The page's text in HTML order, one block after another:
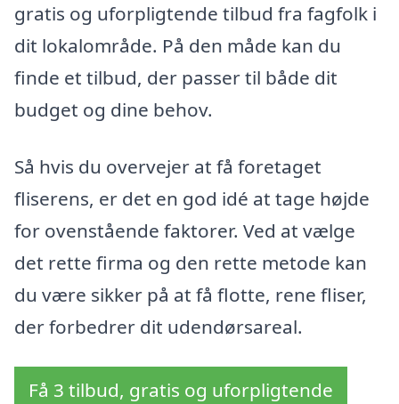
gratis og uforpligtende tilbud fra fagfolk i
dit lokalområde. På den måde kan du
finde et tilbud, der passer til både dit
budget og dine behov.
Så hvis du overvejer at få foretaget
fliserens, er det en god idé at tage højde
for ovenstående faktorer. Ved at vælge
det rette firma og den rette metode kan
du være sikker på at få flotte, rene fliser,
der forbedrer dit udendørsareal.
Få 3 tilbud, gratis og uforpligtende